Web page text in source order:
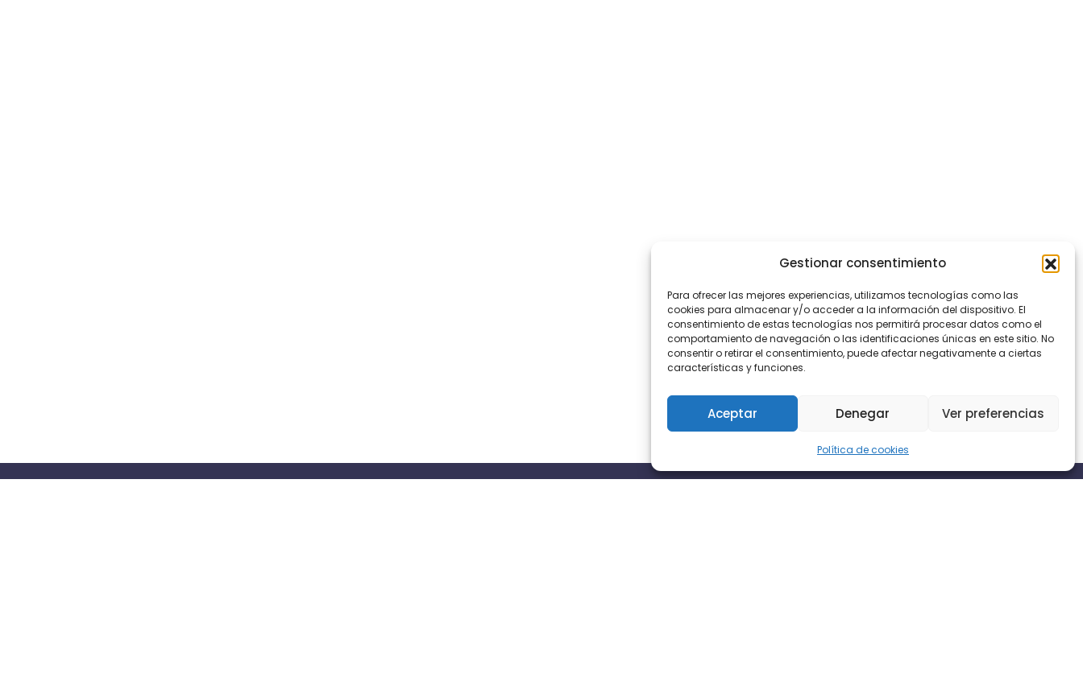
Gestionar consentimiento
Para ofrecer las mejores experiencias, utilizamos tecnologías como las
cookies para almacenar y/o acceder a la información del dispositivo. El
consentimiento de estas tecnologías nos permitirá procesar datos como el
comportamiento de navegación o las identificaciones únicas en este sitio. No
consentir o retirar el consentimiento, puede afectar negativamente a ciertas
características y funciones.
Aceptar Denegar Ver preferencias
Política de cookies